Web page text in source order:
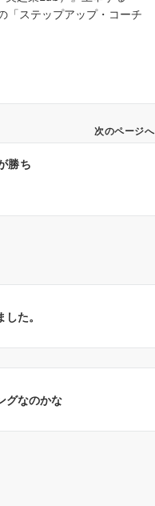
「ステップアップ・コーチ
次のページへ
勝ち
た。
グなのかな